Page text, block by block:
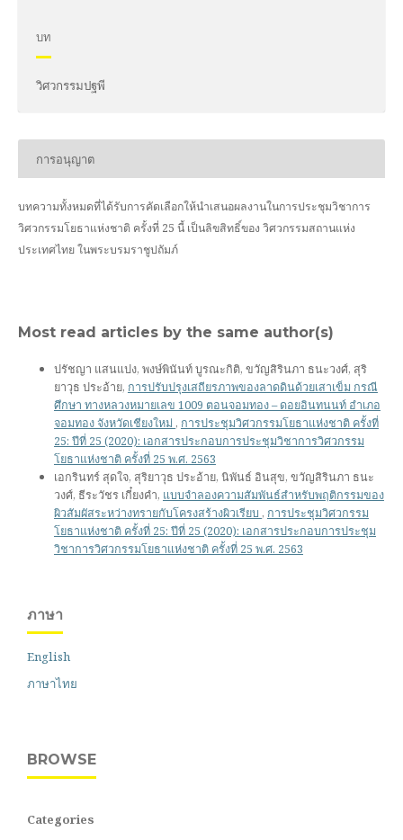
บท
วิศวกรรมปฐพี
การอนุญาต
บทความทั้งหมดที่ได้รับการคัดเลือกให้นำเสนอผลงานในการประชุมวิชาการ
วิศวกรรมโยธาแห่งชาติ ครั้งที่ 25 นี้ เป็นลิขสิทธิ์ของวิศวกรรมสถานแห่ง
ประเทศไทย ในพระบรมราชูปถัมภ์
Most read articles by the same author(s)
ปรัชญา แสนแปง, พงษ์พินันท์ บูรณะกิติ, ขวัญสิรินภา ธนะวงศ์, สุริ
ยาวุธ ประอ้าย, การปรับปรุงเสถียรภาพของลาดดินด้วยเสาเข็ม กรณี
ศึกษา ทางหลวงหมายเลข 1009 ตอนจอมทอง – ดอยอินทนนท์ อำเภอ
จอมทอง จังหวัดเชียงใหม่ , การประชุมวิศวกรรมโยธาแห่งชาติ ครั้งที่
25: ปีที่ 25 (2020): เอกสารประกอบการประชุมวิชาการวิศวกรรม
โยธาแห่งชาติ ครั้งที่ 25 พ.ศ. 2563
เอกรินทร์ สุดใจ, สุริยาวุธ ประอ้าย, นิพันธ์ อินสุข, ขวัญสิรินภา ธนะ
วงศ์, ธีระวัชร เกี๋ยงคำ, แบบจำลองความสัมพันธ์สำหรับพฤติกรรมของ
ผิวสัมผัสระหว่างทรายกับโครงสร้างผิวเรียบ , การประชุมวิศวกรรม
โยธาแห่งชาติ ครั้งที่ 25: ปีที่ 25 (2020): เอกสารประกอบการประชุม
วิชาการวิศวกรรมโยธาแห่งชาติ ครั้งที่ 25 พ.ศ. 2563
ภาษา
English
ภาษาไทย
BROWSE
Categories